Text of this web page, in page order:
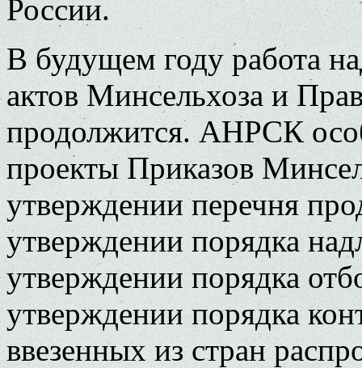
России.
В будущем году работа
актов Минсельхоза и
продолжится. АНРСК
проекты Приказов
утверждении перечня
утверждении порядка
утверждении порядка
утверждении порядка
ввезенных из стран